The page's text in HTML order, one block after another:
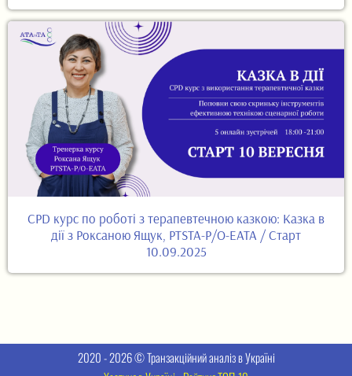
CPD курс по роботі з терапевтечною казкою: Казка в
дії з Роксаною Ящук, PTSTA-P/O-EATA / Старт
10.09.2025
2020 - 2026 © Транзакційний аналіз в Україні